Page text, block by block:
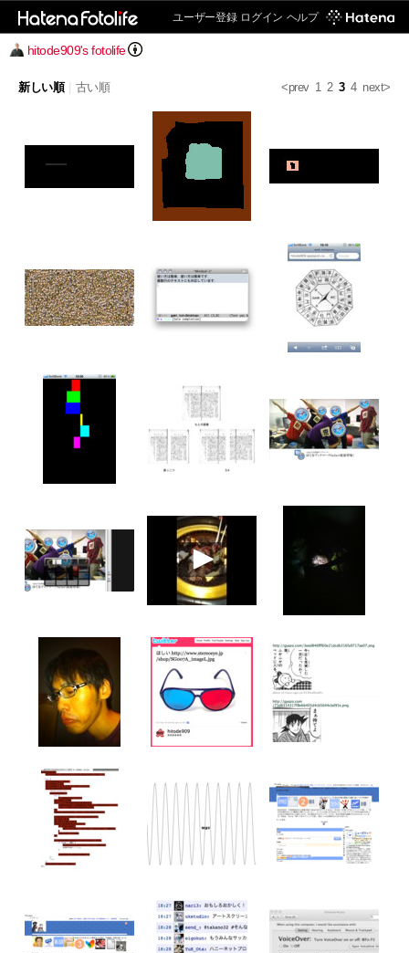
ユーザー登録 ログイン ヘルプ
hitode909's fotolife
<prev 1 2 3 4 next>
新しい順 古い順